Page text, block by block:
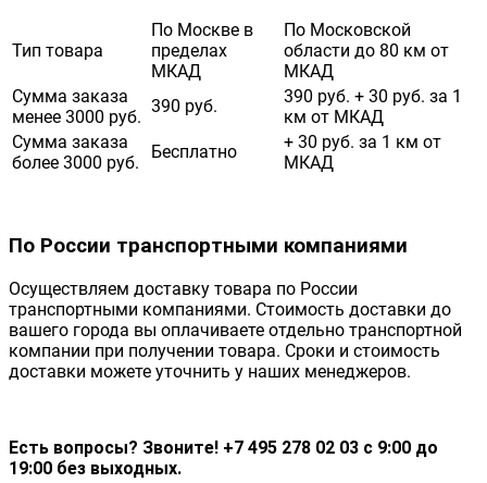
Тип товара
По Москве в
пределах
МКАД
По Московской
области до 80 км от
МКАД
Сумма заказа
менее 3000 руб.
390 руб.
390 руб. + 30 руб. за 1
км от МКАД
Сумма заказа
более 3000 руб.
Бесплатно
+ 30 руб. за 1 км от
МКАД
По России транспортными компаниями
Осуществляем доставку товара по России
транспортными компаниями. Стоимость доставки до
вашего города вы оплачиваете отдельно транспортной
компании при получении товара. Сроки и стоимость
доставки можете уточнить у наших менеджеров.
Есть вопросы? Звоните! +7 495 278 02 03 с 9:00 до
19:00 без выходных.